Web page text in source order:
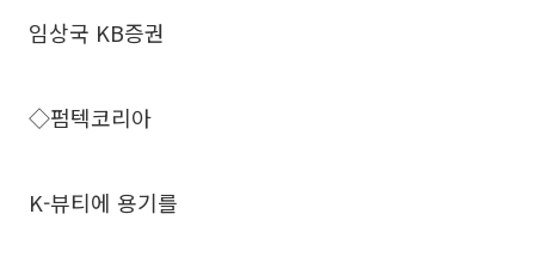
임상국 KB증권
◇펌텍코리아
K-뷰티에 용기를